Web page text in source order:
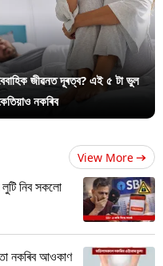
জীৱনত দূৰত্ব? এই ৫ টা ভুল
নকৰিব
View More
নিব সকলো
নকৰিব আওকাণ